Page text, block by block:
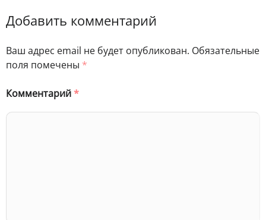
Добавить комментарий
Ваш адрес email не будет опубликован. Обязательные
поля помечены *
Комментарий*